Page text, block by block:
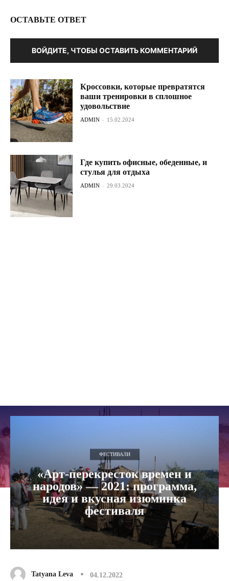
ОСТАВЬТЕ ОТВЕТ
ВОЙДИТЕ, ЧТОБЫ ОСТАВИТЬ КОММЕНТАРИЙ
Кроссовки, которые превратятся
ваши тренировки в сплошное
удовольствие
ADMIN - 15.02.2024
Где купить офисные, обеденные, и
стулья для отдыха
ADMIN - 29.03.2024